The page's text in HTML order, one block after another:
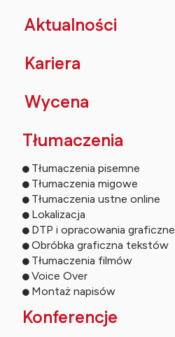
Aktualności
Kariera
Wycena
Tłumaczenia
Tłumaczenia pisemne
Tłumaczenia migowe
Tłumaczenia ustne online
Lokalizacja
DTP i opracowania graficzne
Obróbka graficzna tekstów
Tłumaczenia filmów
Voice Over
Montaż napisów
Konferencje